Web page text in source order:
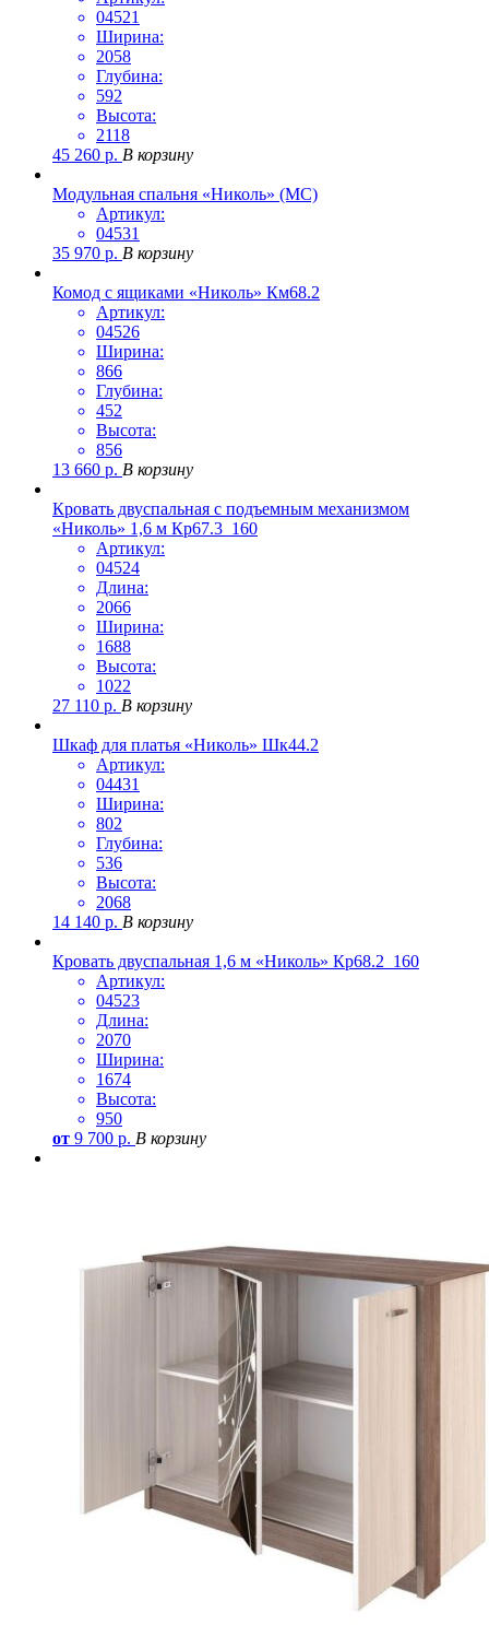
04521
Ширина:
2058
Глубина:
592
Высота:
2118
45 260 р. В корзину
Модульная спальня «Николь» (МС)
Артикул:
04531
35 970 р. В корзину
Комод с ящиками «Николь» Км68.2
Артикул:
04526
Ширина:
866
Глубина:
452
Высота:
856
13 660 р. В корзину
Кровать двуспальная с подъемным механизмом
«Николь» 1,6 м Кр67.3_160
Артикул:
04524
Длина:
2066
Ширина:
1688
Высота:
1022
27 110 р. В корзину
Шкаф для платья «Николь» Шк44.2
Артикул:
04431
Ширина:
802
Глубина:
536
Высота:
2068
14 140 р. В корзину
Кровать двуспальная 1,6 м «Николь» Кр68.2_160
Артикул:
04523
Длина:
2070
Ширина:
1674
Высота:
950
от 9 700 р. В корзину